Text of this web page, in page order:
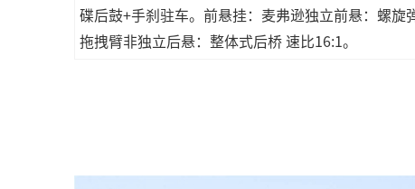
碟后鼓+手刹驻车。前悬挂：麦弗逊独立前悬：螺旋
拖拽臂非独立后悬：整体式后桥 速比16:1。